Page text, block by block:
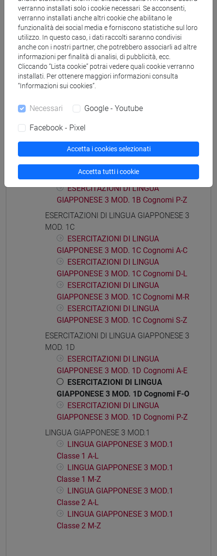
GIAPPONESE 3 MOD. 1A Cognomi C-E
ESERCITAZIONI DI LINGUA
GIAPPONESE 3 MOD. 1A Cognomi F-L
ESERCITAZIONI DI LINGUA
GIAPPONESE 3 MOD. 1A Cognomi M-O
ESERCITAZIONI DI LINGUA
GIAPPONESE 3 MOD. 1A Cognomi P-S
GIAPPONESE 3 MOD. 1A Cognomi T-Z
MOD. 1B
ESERCITAZIONI DI LINGUA
GIAPPONESE 3 MOD. 1B Cognomi A-E
ESERCITAZIONI DI LINGUA
GIAPPONESE 3 MOD. 1B Cognomi F-O
ESERCITAZIONI DI LINGUA
GIAPPONESE 3 MOD. 1B Cognomi P-Z
ESERCITAZIONI DI LINGUA GIAPPONESE 3
MOD. 1C
ESERCITAZIONI DI LINGUA
GIAPPONESE 3 MOD. 1C Cognomi A-C
ESERCITAZIONI DI LINGUA
GIAPPONESE 3 MOD. 1C Cognomi D-L
ESERCITAZIONI DI LINGUA
GIAPPONESE 3 MOD. 1C Cognomi M-R
ESERCITAZIONI DI LINGUA
GIAPPONESE 3 MOD. 1C Cognomi S-Z
ESERCITAZIONI DI LINGUA GIAPPONESE 3
MOD. 1D
ESERCITAZIONI DI LINGUA
GIAPPONESE 3 MOD. 1D Cognomi A-E
ESERCITAZIONI DI LINGUA
GIAPPONESE 3 MOD. 1D Cognomi F-O
ESERCITAZIONI DI LINGUA
GIAPPONESE 3 MOD. 1D Cognomi P-Z
LINGUA GIAPPONESE 3 MOD.1
LINGUA GIAPPONESE 3 MOD.1
Classe 1 A-L
LINGUA GIAPPONESE 3 MOD.1
Classe 1 M-Z
LINGUA GIAPPONESE 3 MOD.1
Classe 2 A-L
LINGUA GIAPPONESE 3 MOD.1
Classe 2 M-Z
verranno installati solo i cookie necessari. Se acconsenti,
verranno installati anche altri cookie che abilitano le
funzionalità dei social media e forniscono statistiche sul loro
utilizzo. In questo caso, i dati raccolti saranno condivisi
anche con i nostri partner, che potrebbero associarli ad altre
informazioni per finalità di analisi, di pubblicità, ecc.
Cliccando “Lista cookie” potrai vedere quali cookie verranno
installati. Per ottenere maggiori informazioni consulta
“Informazioni sui cookies”.
Necessari Google - Youtube
Facebook - Pixel
Accetta i cookies selezionati
Accetta tutti i cookie